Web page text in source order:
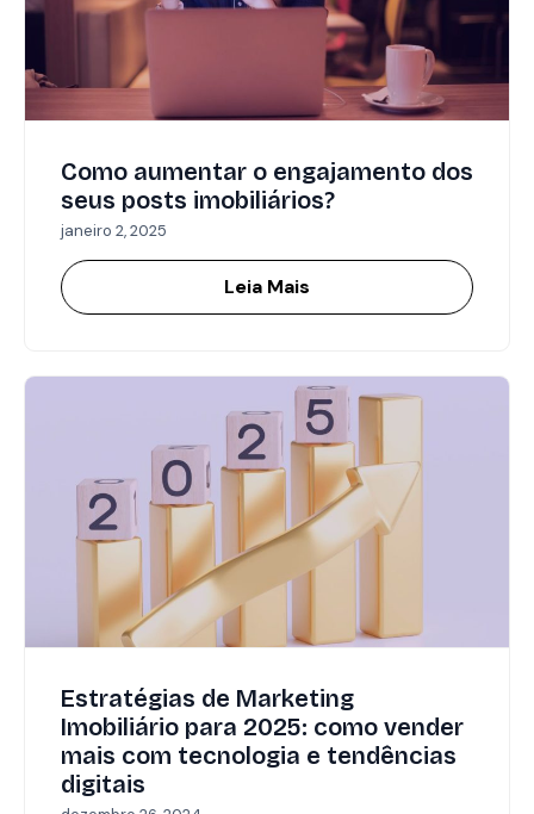
Como aumentar o engajamento dos
seus posts imobiliários?
janeiro 2, 2025
Leia Mais
Estratégias de Marketing
Imobiliário para 2025: como vender
mais com tecnologia e tendências
digitais